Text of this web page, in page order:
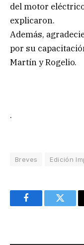
del motor
explicaron.
Además,
por su
Martín y Rogelio.
.
Breves Edición
Facebook